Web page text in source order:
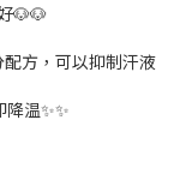
🐶🐶
方，可以抑制汗液
温✨✨